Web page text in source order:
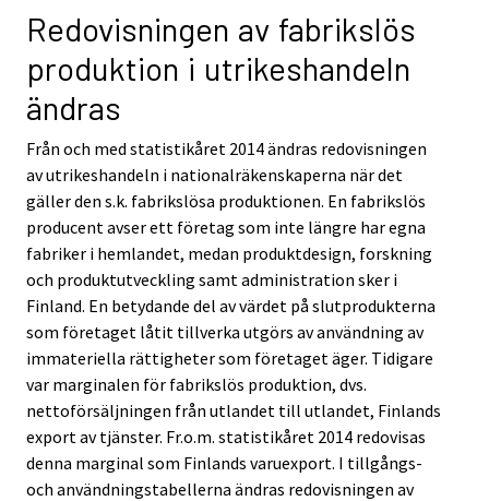
Redovisningen av fabrikslös
produktion i utrikeshandeln
ändras
Från och med statistikåret 2014 ändras redovisningen
av utrikeshandeln i nationalräkenskaperna när det
gäller den s.k. fabrikslösa produktionen. En fabrikslös
producent avser ett företag som inte längre har egna
fabriker i hemlandet, medan produktdesign, forskning
och produktutveckling samt administration sker i
Finland. En betydande del av värdet på slutprodukterna
som företaget låtit tillverka utgörs av användning av
immateriella rättigheter som företaget äger. Tidigare
var marginalen för fabrikslös produktion, dvs.
nettoförsäljningen från utlandet till utlandet, Finlands
export av tjänster. Fr.o.m. statistikåret 2014 redovisas
denna marginal som Finlands varuexport. I tillgångs-
och användningstabellerna ändras redovisningen av